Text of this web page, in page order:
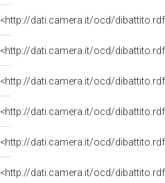
<http://dati.camera.it/ocd/
<http://dati.camera.it/ocd/
<http://dati.camera.it/ocd/
<http://dati.camera.it/ocd/
<http://dati.camera.it/ocd/
<http://dati.camera.it/ocd/